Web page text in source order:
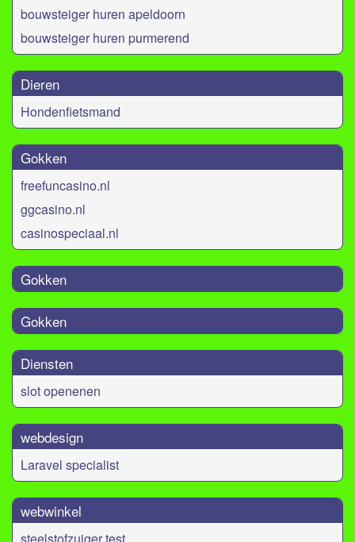
bouwsteiger huren apeldoorn
bouwsteiger huren purmerend
Dieren
Hondenfietsmand
Gokken
freefuncasino.nl
ggcasino.nl
casinospeciaal.nl
Gokken
Gokken
Diensten
slot openenen
webdesign
Laravel specialist
webwinkel
steelstofzuiger test